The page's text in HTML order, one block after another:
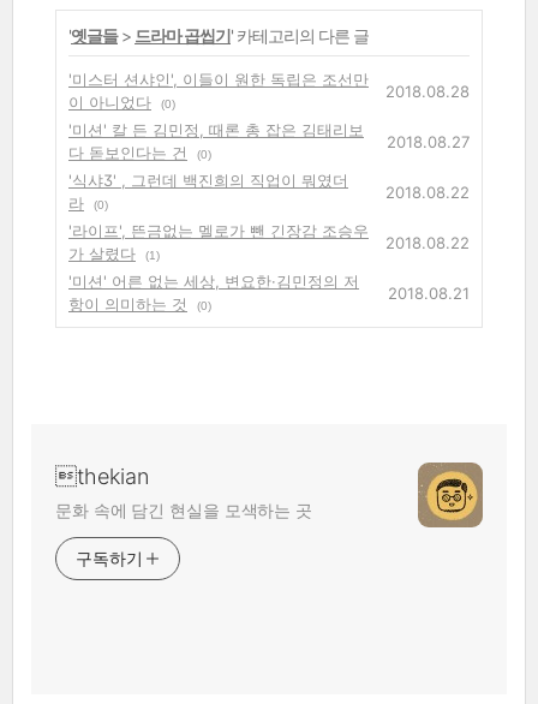
'옛글들> 드라마 곱씹기' 카테고리의 다른 글
'미스터 션샤인', 이들이 원한 독립은 조선만
이 아니었다
(0)
2018.08.28
'미션' 칼 든 김민정, 때론 총 잡은 김태리보
다 돋보인다는 건
(0)
2018.08.27
'식샤3' , 그런데 백진희의 직업이 뭐였더
라
(0)
2018.08.22
'라이프', 뜬금없는 멜로가 뺀 긴장감 조승우
가 살렸다
(1)
2018.08.22
'미션' 어른 없는 세상, 변요한·김민정의 저
항이 의미하는 것
(0)
2018.08.21
thekian
문화 속에 담긴 현실을 모색하는 곳
구독하기